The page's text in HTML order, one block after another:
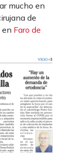
mucho en
de
en Faro de